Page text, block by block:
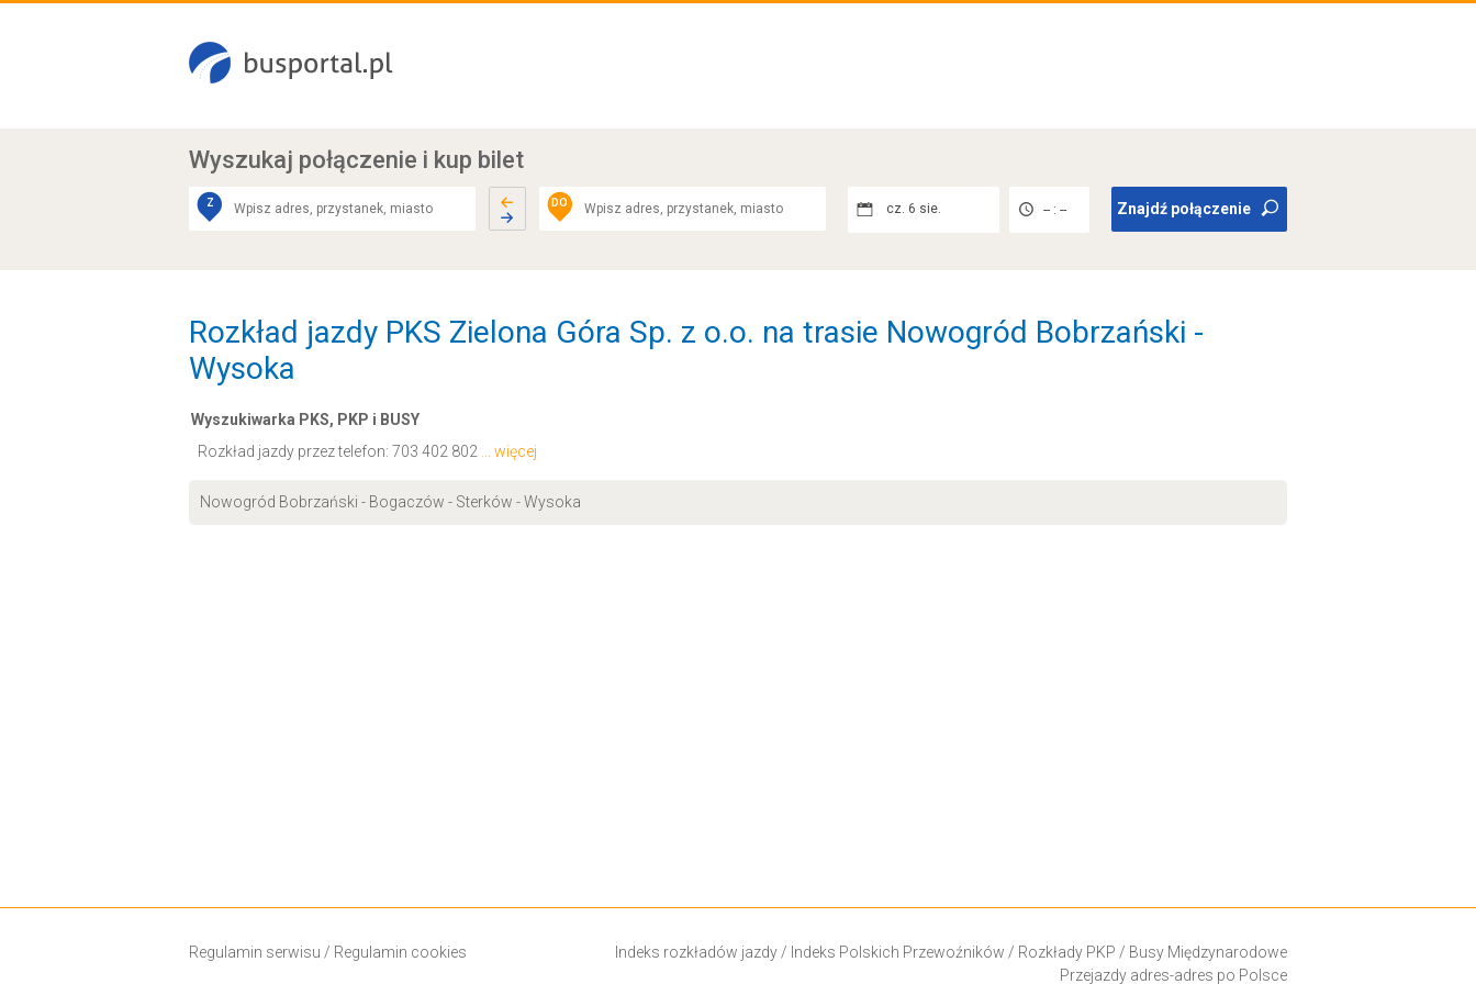
Wyszukaj połączenie i kup bilet
Z DO cz. 6 sie. -- : -- Znajdź połączenie
Rozkład jazdy PKS Zielona Góra Sp. z o.o. na trasie Nowogród Bobrzański -
Wysoka
Wyszukiwarka PKS, PKP i BUSY
Rozkład jazdy przez telefon: 703 402 802 ... więcej
Nowogród Bobrzański - Bogaczów - Sterków - Wysoka
Regulamin serwisu / Regulamin cookies Indeks rozkładów jazdy/ Indeks Polskich Przewoźników / Rozkłady PKP / Busy Międzynarodowe
Przejazdy adres-adres po Polsce